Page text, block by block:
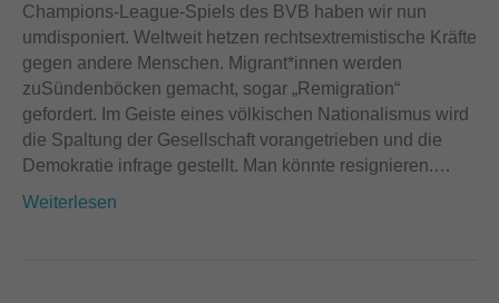
Champions-League-Spiels des BVB haben wir nun
umdisponiert. Weltweit hetzen rechtsextremistische Kräfte
gegen andere Menschen. Migrant*innen werden
zuSündenböcken gemacht, sogar „Remigration“
gefordert. Im Geiste eines völkischen Nationalismus wird
die Spaltung der Gesellschaft vorangetrieben und die
Demokratie infrage gestellt. Man könnte resignieren.…
Weiterlesen